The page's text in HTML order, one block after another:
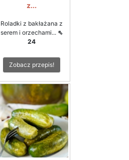
z...
Roladki z bakłażana z
serem i orzechami... ⇖
24
Zobacz przepis!